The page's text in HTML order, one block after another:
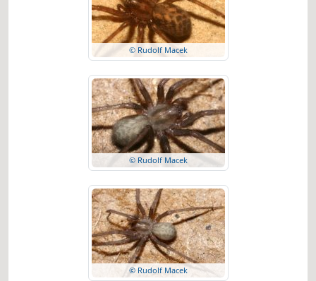
© Rudolf Macek
© Rudolf Macek
© Rudolf Macek